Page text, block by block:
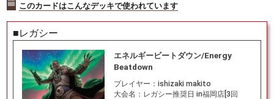
このカードはこんなデッキで使われています
■レガシー
エネルギービートダウン/Energy
Beatdown
プレイヤー： ishizaki makito
大会名： レガシー推奨日 in福岡店[3回